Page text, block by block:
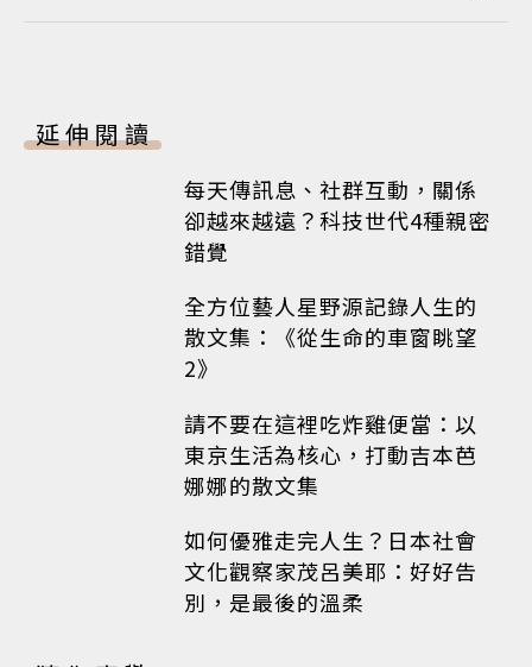
延伸閱讀
每天傳訊息、社群互動，關係
卻越來越遠？科技世代4種親密
錯覺
全方位藝人星野源記錄人生的
散文集：《從生命的車窗眺望
2》
請不要在這裡吃炸雞便當：以
東京生活為核心，打動吉本芭
娜娜的散文集
如何優雅走完人生？日本社會
文化觀察家茂呂美耶：好好告
別，是最後的溫柔